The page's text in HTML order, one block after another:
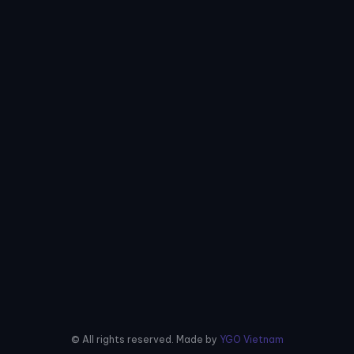
© All rights reserved. Made by YGO Vietnam